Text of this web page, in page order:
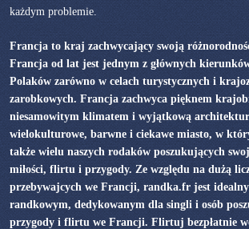
każdym problemie.
Francja to kraj zachwycający swoją
Francja od lat jest jednym z głównych
Polaków zarówno w celach turystycznych i
zarobkowych. Francja zachwyca pięknem
niesamowitym klimatem i wyjątkową
wielokulturowe, barwne i ciekawe miasto, w
także wielu naszych rodaków poszukujących
miłości, flirtu i przygody. Ze względu na dużą
przebywajcych we Francji, randka.fr jest
randkowym, dedykowanym dla singli i osób
przygody i flirtu we Francji. Flirtuj bezpłatnie